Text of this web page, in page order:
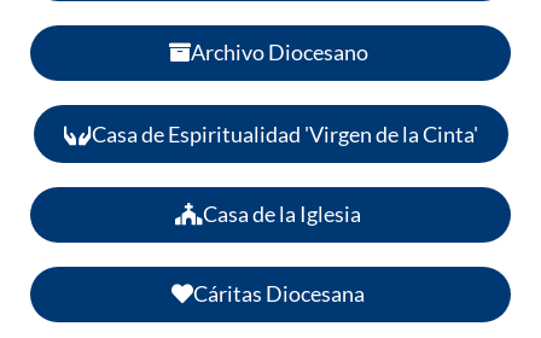
Archivo Diocesano
Casa de Espiritualidad 'Virgen de la Cinta'
Casa de la Iglesia
Cáritas Diocesana